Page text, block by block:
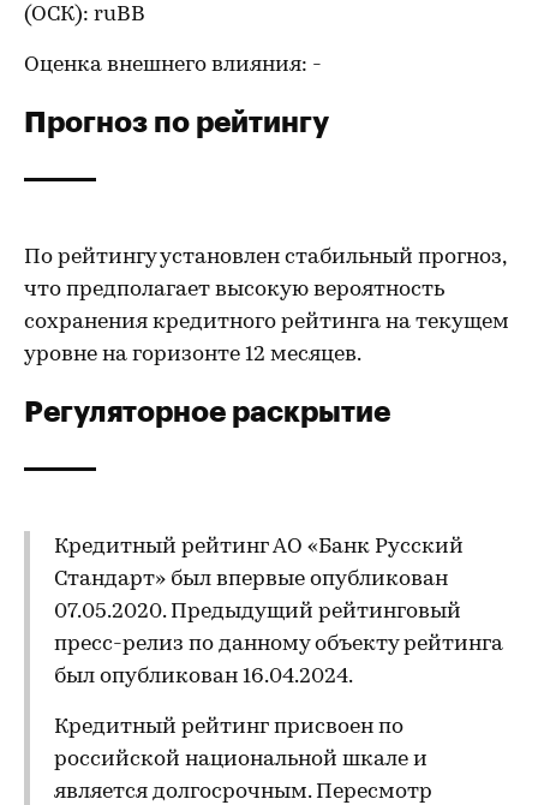
(ОСК): ruBB
Оценка внешнего влияния: -
Прогноз по рейтингу
По рейтингу установлен стабильный прогноз,
что предполагает высокую вероятность
сохранения кредитного рейтинга на текущем
уровне на горизонте 12 месяцев.
Регуляторное раскрытие
Кредитный рейтинг АО «Банк Русский
Стандарт» был впервые опубликован
07.05.2020. Предыдущий рейтинговый
пресс-релиз по данному объекту рейтинга
был опубликован 16.04.2024.
Кредитный рейтинг присвоен по
российской национальной шкале и
является долгосрочным. Пересмотр